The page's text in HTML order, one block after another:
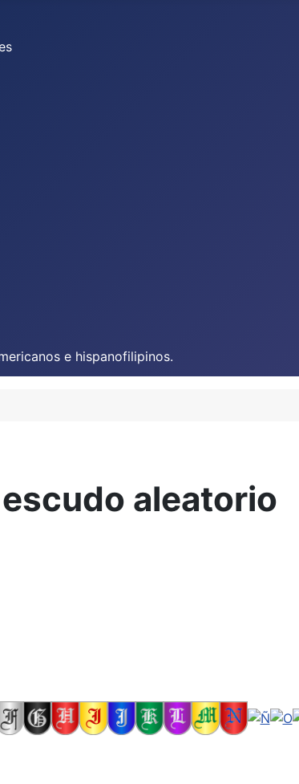
e hispanofilipinos.
aleatorio